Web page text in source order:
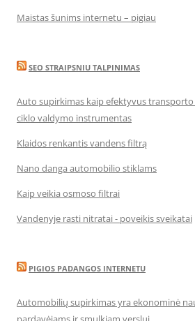
Maistas šunims internetu – pigiau
SEO STRAIPSNIU TALPINIMAS
Auto supirkimas kaip efektyvus
ciklo valdymo instrumentas
Klaidos renkantis vandens filtrą
Nano danga automobilio stiklams
Kaip veikia osmoso filtrai
Vandenyje rasti nitratai - poveikis sveikatai
PIGIOS PADANGOS INTERNETU
Automobilių supirkimas yra ekonominė